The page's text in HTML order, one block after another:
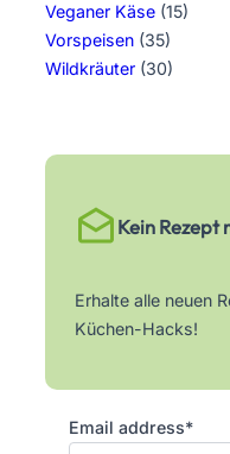
Veganer Käse (15)
Vorspeisen (35)
Wildkräuter (30)
Kein Rezept
Erhalte alle neuen
Küchen-Hacks!
Email address*